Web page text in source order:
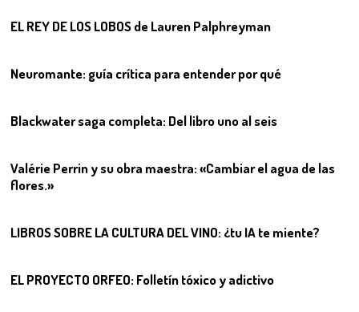
EL REY DE LOS LOBOS de Lauren Palphreyman
Neuromante: guía crítica para entender por qué
Blackwater saga completa: Del libro uno al seis
Valérie Perrin y su obra maestra: «Cambiar el agua de las
flores.»
LIBROS SOBRE LA CULTURA DEL VINO: ¿tu IA te miente?07
EL PROYECTO ORFEO: Folletín tóxico y adictivo